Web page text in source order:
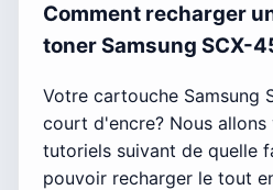
Comment recharger
toner Samsung SCX-
Votre cartouche Samsung
court d'encre? Nous
tutoriels suivant de quelle
pouvoir recharger le tout